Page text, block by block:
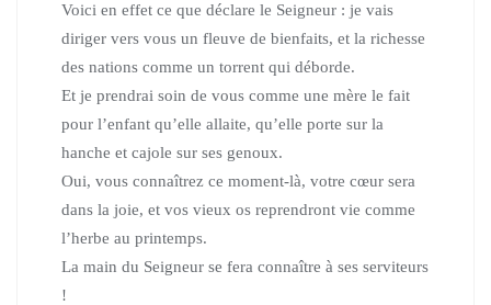
Voici en effet ce que déclare le Seigneur : je vais
diriger vers vous un fleuve de bienfaits, et la richesse
des nations comme un torrent qui déborde.
Et je prendrai soin de vous comme une mère le fait
pour l’enfant qu’elle allaite, qu’elle porte sur la
hanche et cajole sur ses genoux.
Oui, vous connaîtrez ce moment-là, votre cœur sera
dans la joie, et vos vieux os reprendront vie comme
l’herbe au printemps.
La main du Seigneur se fera connaître à ses serviteurs
!